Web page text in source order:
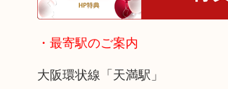
・最寄駅のご案内
大阪環状線「天満駅」